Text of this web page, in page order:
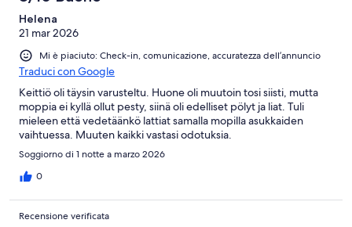
Helena
21 mar 2026
Mi è piaciuto: Check-in, comunicazione, accuratezza dell’annuncio
Traduci con Google
Keittiö oli täysin varusteltu. Huone oli muutoin tosi siisti, mutta
moppia ei kyllä ollut pesty, siinä oli edelliset pölyt ja liat. Tuli
mieleen että vedetäänkö lattiat samalla mopilla asukkaiden
vaihtuessa. Muuten kaikki vastasi odotuksia.
Soggiorno di 1 notte a marzo 2026
0
Recensione verificata